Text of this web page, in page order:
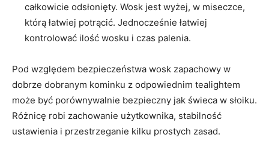
całkowicie odsłonięty. Wosk jest wyżej, w miseczce,
którą łatwiej potrącić. Jednocześnie łatwiej
kontrolować ilość wosku i czas palenia.
Pod względem bezpieczeństwa wosk zapachowy w
dobrze dobranym kominku z odpowiednim tealightem
może być porównywalnie bezpieczny jak świeca w słoiku.
Różnicę robi zachowanie użytkownika, stabilność
ustawienia i przestrzeganie kilku prostych zasad.